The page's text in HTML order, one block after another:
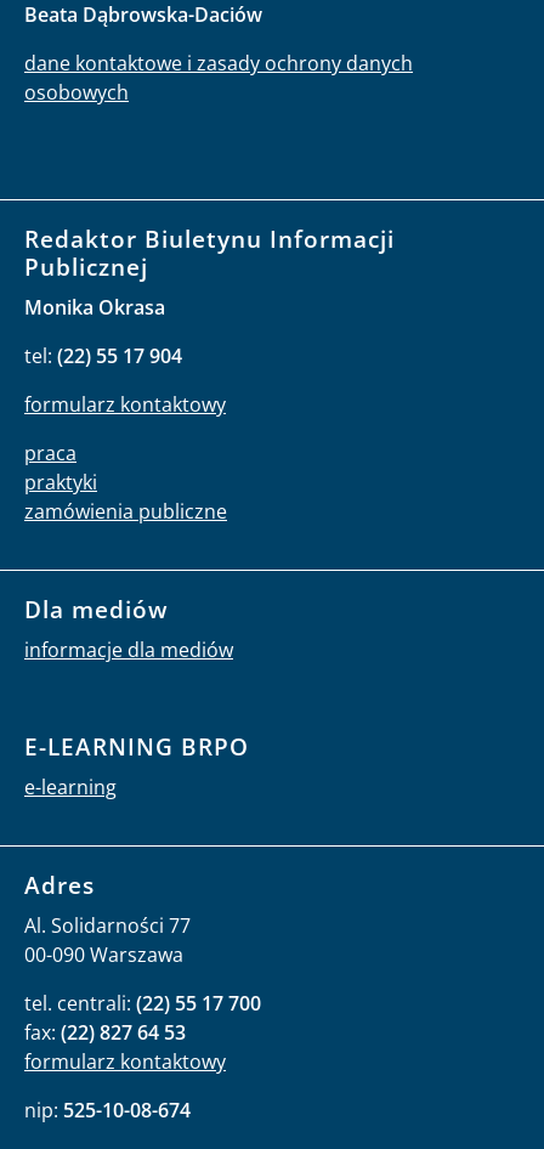
Beata Dąbrowska-Daciów
dane kontaktowe i zasady ochrony danych
osobowych
Redaktor Biuletynu Informacji
Publicznej
Monika Okrasa
tel: (22) 55 17 904
formularz kontaktowy
praca
praktyki
zamówienia publiczne
Dla mediów
informacje dla mediów
E-LEARNING BRPO
e-learning
Adres
Al. Solidarności 77
00-090 Warszawa
tel. centrali: (22) 55 17 700
fax: (22) 827 64 53
formularz kontaktowy
nip: 525-10-08-674